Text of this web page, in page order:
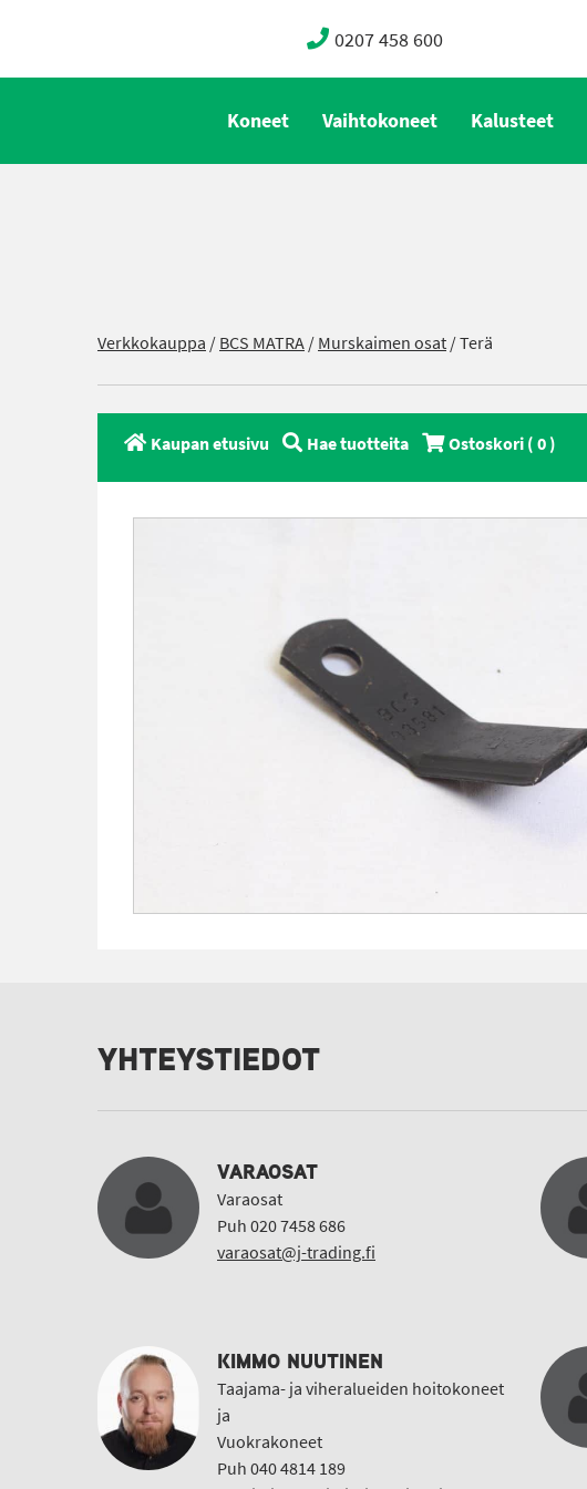
0207 458 600
Koneet Vaihtokoneet Kalusteet
Verkkokauppa /BCS MATRA/Murskaimen osat/ Terä
Kaupan etusivu Hae tuotteita Ostoskori (0)
YHTEYSTIEDOT
VARAOSAT
Varaosat
Puh 020 7458 686
varaosat@j-trading.fi
KIMMO NUUTINEN
Taajama- ja viheralueiden hoitokoneet
ja
Vuokrakoneet
Puh 040 4814 189